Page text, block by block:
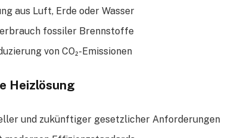
aus Luft, Erde oder Wasser
fossiler Brennstoffe
von CO₂-Emissionen
Heizlösung
und zukünftiger gesetzlicher Anforderungen